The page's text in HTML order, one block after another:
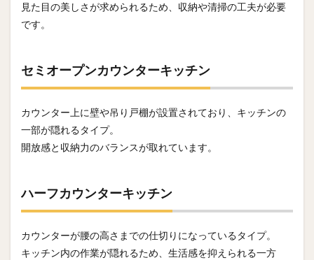
見た目の美しさが求められるため、収納や清掃の工夫が必要
です。
セミオープンカウンターキッチン
カウンター上に壁や吊り戸棚が設置されており、キッチンの
一部が隠れるタイプ。
開放感と収納力のバランスが取れています。
ハーフカウンターキッチン
カウンターが腰の高さまでの仕切りになっているタイプ。
キッチン内の作業が隠れるため、生活感を抑えられる一方